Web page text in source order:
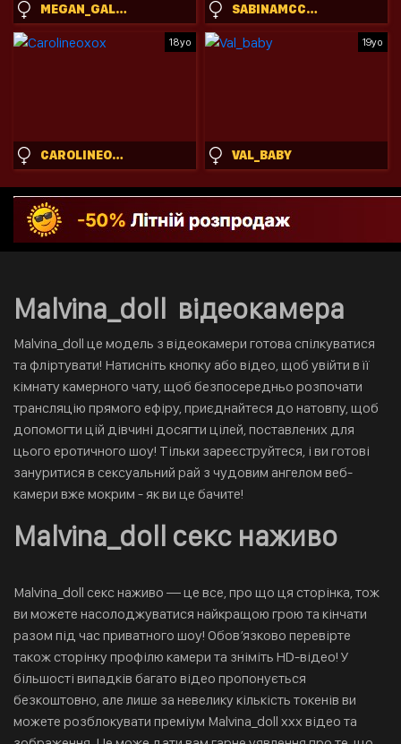
MEGAN_GALACTICA SABINAMCCROHAN
18yo
CAROLINEOXOX
19yo
VAL_BABY
Malvina_doll відеокамера
Malvina_doll це модель з відеокамери готова спілкуватися
та фліртувати! Натисніть кнопку або відео, щоб увійти в її
кімнату камерного чату, щоб безпосередньо розпочати
трансляцію прямого ефіру, приєднайтеся до натовпу, щоб
допомогти цій дівчині досягти цілей, поставлених для
цього еротичного шоу! Тільки зареєструйтеся, і ви готові
зануритися в сексуальний рай з чудовим ангелом веб-
камери вже мокрим - як ви це бачите!
Malvina_doll секс наживо
Malvina_doll секс наживо — це все, про що ця сторінка, тож
ви можете насолоджуватися найкращою грою та кінчати
разом під час приватного шоу! Обов’язково перевірте
також сторінку профілю камери та зніміть HD-відео! У
більшості випадків багато відео пропонується
безкоштовно, але лише за невелику кількість токенів ви
можете розблокувати преміум Malvina_doll xxx відео та